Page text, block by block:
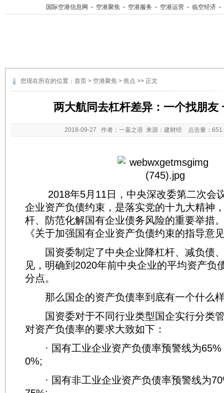
国际空港信息网 - 空港聚焦 - 空港服务 - 空港运营 - 临空经济 -
您现在所在的位置： 首页 > 空港聚焦 > 焦点 >> 正文
两大航同去杠杆差异：一个找朋友
2018-09-27 作者：一嘉之语 来源：建财经 点击量：
2018年5月11日，中央深改委第二次会
企业资产负债约束，是落实党的十九大精神
杆、防范化解国有企业债务风险的重要举措
《关于加强国有企业资产负债约束的指导意
国资委制定了中央企业降杠杆、减负债
见，明确到2020年前中央企业的平均资产负
分点。
那么国企的资产负债率到底有一个什么
国资委对于不同行业类型国企实行分类
对资产负债率的要求大致如下：
· 国有工业企业资产负债率预警线为65%
0%;
· 国有非工业企业资产负债率预警线为